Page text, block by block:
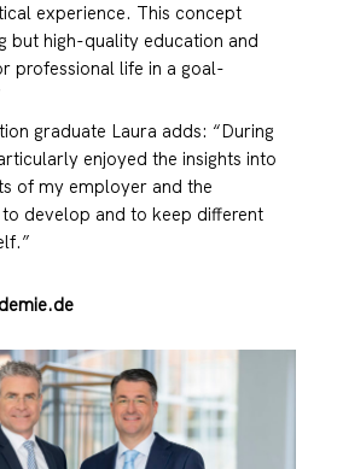
experience. This concept
but high-quality education and
professional life in a goal-
graduate Laura adds: “During
enjoyed the insights into
of my employer and the
develop and to keep different